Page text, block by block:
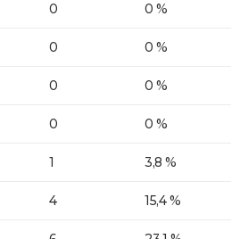
0 0 %
0 0 %
0 0 %
0 0 %
1 3,8 %
4 15,4 %